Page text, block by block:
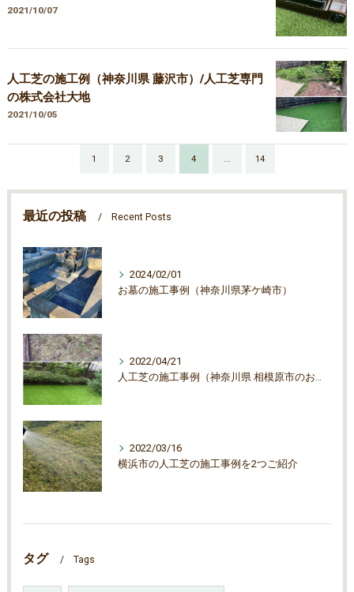
2021/10/07
人工芝の施工例（神奈川県 藤沢市）/人工芝専門
の株式会社大地
2021/10/05
1 2 3 4 ... 14
最近の投稿 Recent Posts
2024/02/01
お墓の施工事例（神奈川県茅ケ崎市）
2022/04/21
人工芝の施工事例（神奈川県 相模原市のお客様）/人工芝専門の株式会社大地
2022/03/16
横浜市の人工芝の施工事例を2つご紹介
タグ Tags